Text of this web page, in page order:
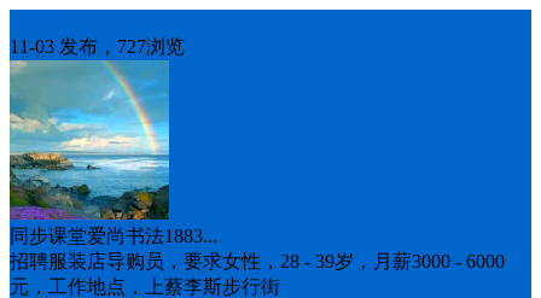
11-03 发布，727浏览
同步课堂爱尚书法1883...
招聘服装店导购员，要求女性，28 - 39岁，月薪3000 - 6000
元，工作地点，上蔡李斯步行街